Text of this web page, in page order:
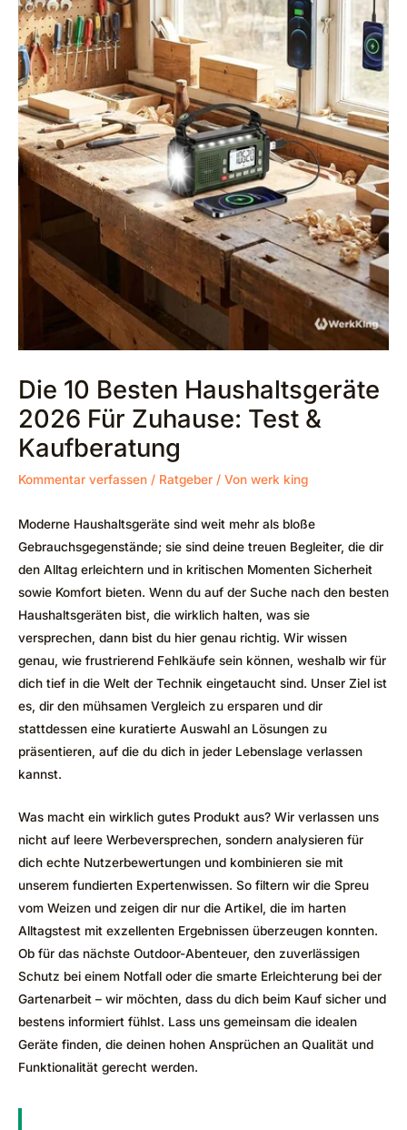
Die 10 Besten Haushaltsgeräte
2026 Für Zuhause: Test &
Kaufberatung
Kommentar verfassen / Ratgeber / Von werk king
Moderne Haushaltsgeräte sind weit mehr als bloße
Gebrauchsgegenstände; sie sind deine treuen Begleiter, die dir
den Alltag erleichtern und in kritischen Momenten Sicherheit
sowie Komfort bieten. Wenn du auf der Suche nach den besten
Haushaltsgeräten bist, die wirklich halten, was sie
versprechen, dann bist du hier genau richtig. Wir wissen
genau, wie frustrierend Fehlkäufe sein können, weshalb wir für
dich tief in die Welt der Technik eingetaucht sind. Unser Ziel ist
es, dir den mühsamen Vergleich zu ersparen und dir
stattdessen eine kuratierte Auswahl an Lösungen zu
präsentieren, auf die du dich in jeder Lebenslage verlassen
kannst.
Was macht ein wirklich gutes Produkt aus? Wir verlassen uns
nicht auf leere Werbeversprechen, sondern analysieren für
dich echte Nutzerbewertungen und kombinieren sie mit
unserem fundierten Expertenwissen. So filtern wir die Spreu
vom Weizen und zeigen dir nur die Artikel, die im harten
Alltagstest mit exzellenten Ergebnissen überzeugen konnten.
Ob für das nächste Outdoor-Abenteuer, den zuverlässigen
Schutz bei einem Notfall oder die smarte Erleichterung bei der
Gartenarbeit – wir möchten, dass du dich beim Kauf sicher und
bestens informiert fühlst. Lass uns gemeinsam die idealen
Geräte finden, die deinen hohen Ansprüchen an Qualität und
Funktionalität gerecht werden.